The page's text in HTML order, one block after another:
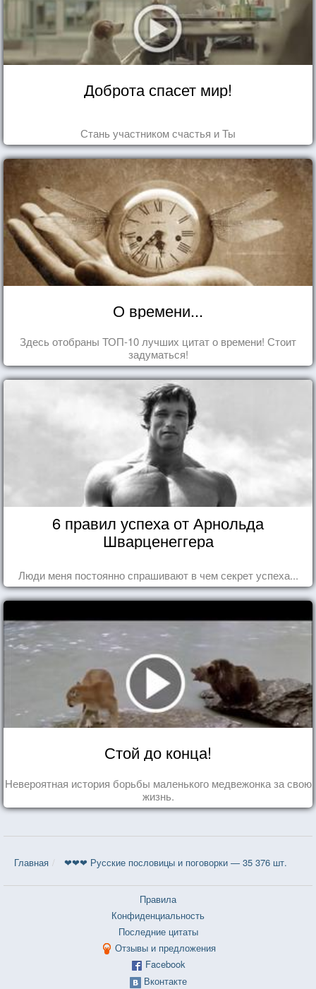
Доброта спасет мир!
Стань участником счастья и Ты
О времени...
Здесь отобраны ТОП-10 лучших цитат о времени! Стоит
задуматься!
6 правил успеха от Арнольда
Шварценеггера
Люди меня постоянно спрашивают в чем секрет успеха...
Стой до конца!
Невероятная история борьбы маленького медвежонка за свою
жизнь.
Главная ❤❤❤ Русские пословицы и поговорки — 35 376 шт.
Правила
Конфиденциальность
Последние цитаты
Отзывы и предложения
Facebook
Вконтакте